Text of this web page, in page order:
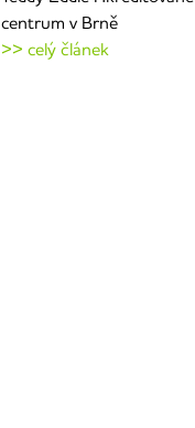
centrum v Brně
>> celý článek